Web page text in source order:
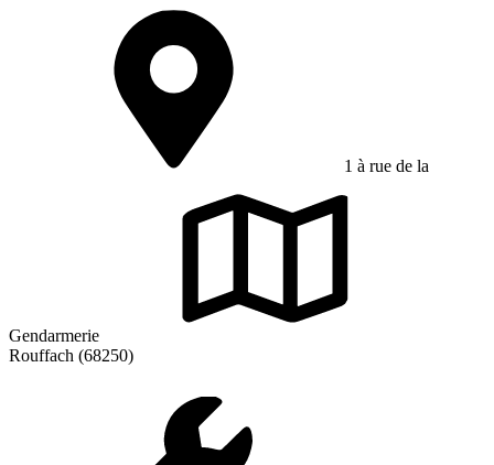
1 à rue de la
Gendarmerie
Rouffach (68250)